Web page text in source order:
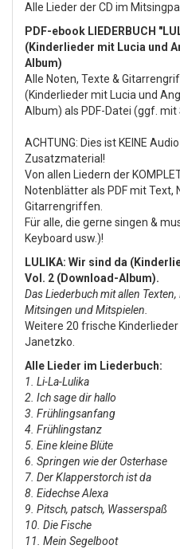
Alle Lieder der CD im
PDF-ebook LIEDERBUCH
(Kinderlieder mit Lucia und
Album)
Alle Noten, Texte &
(Kinderlieder mit Lucia und
Album) als PDF-Datei (ggf. mit
ACHTUNG: Dies ist KEINE
Zusatzmaterial!
Von allen Liedern der
Notenblätter als PDF mit Text,
Gitarrengriffen.
Für alle, die gerne singen &
Keyboard usw.)!
LULIKA: Wir sind da
Vol. 2 (Download-Album).
Das Liederbuch mit allen
Mitsingen und Mitspielen.
Weitere 20 frische
Janetzko.
Alle Lieder im Liederbuch:
1. Li-La-Lulika
2. Ich sage dir hallo
3. Frühlingsanfang
4. Frühlingstanz
5. Eine kleine Blüte
6. Springen wie der Osterhase
7. Der Klapperstorch ist da
8. Eidechse Alexa
9. Pitsch, patsch, Wasserspaß
10. Die Fische
11. Mein Segelboot